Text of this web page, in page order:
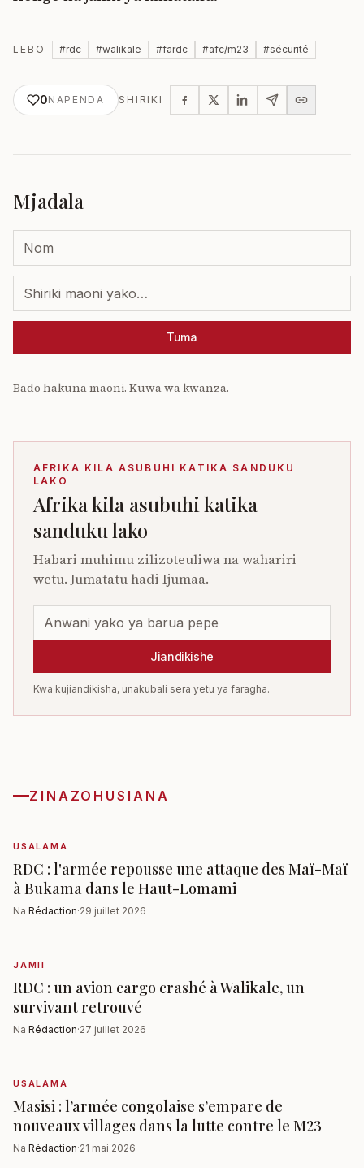
LEBO #rdc #walikale #fardc #afc/m23 #sécurité
0NAPENDA SHIRIKI
Mjadala
Tuma
Bado hakuna maoni. Kuwa wa kwanza.
AFRIKA KILA ASUBUHI KATIKA SANDUKU
LAKO
Afrika kila asubuhi katika
sanduku lako
Habari muhimu zilizoteuliwa na wahariri
wetu. Jumatatu hadi Ijumaa.
Jiandikishe
Kwa kujiandikisha, unakubali sera yetu ya faragha.
ZINAZOHUSIANA
USALAMA
RDC : l'armée repousse une attaque des Maï-Maï
à Bukama dans le Haut-Lomami
Na Rédaction·29 juillet 2026
JAMII
RDC : un avion cargo crashé à Walikale, un
survivant retrouvé
Na Rédaction·27 juillet 2026
USALAMA
Masisi : l’armée congolaise s’empare de
nouveaux villages dans la lutte contre le M23
Na Rédaction·21 mai 2026